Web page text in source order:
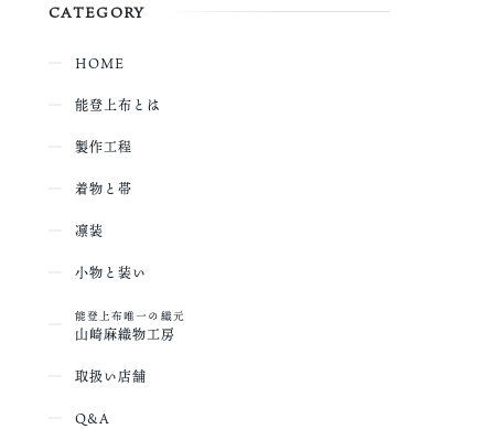
CATEGORY
HOME
能登上布とは
製作工程
着物と帯
凛装
小物と装い
能登上布唯一の織元
山崎麻織物工房
取扱い店舗
Q&A